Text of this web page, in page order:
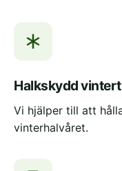
Halkskydd
Vi hjälper till att
vinterhalvåret.